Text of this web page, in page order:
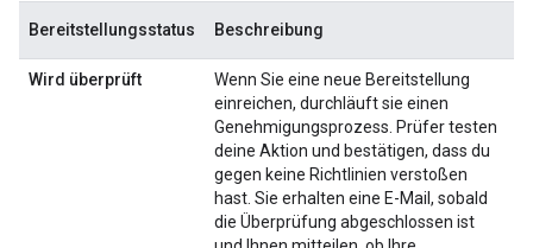
Bereitstellungsstatus Beschreibung
Wird überprüft
Wenn Sie eine neue Bereitstellung
einreichen, durchläuft sie einen
Genehmigungsprozess. Prüfer testen
deine Aktion und bestätigen, dass du
gegen keine Richtlinien verstoßen
hast. Sie erhalten eine E-Mail, sobald
die Überprüfung abgeschlossen ist